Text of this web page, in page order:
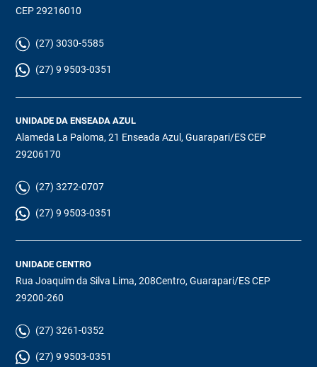
CEP 29216010
(27) 3030-5585
(27) 9 9503-0351
UNIDADE DA ENSEADA AZUL
Alameda La Paloma, 21 Enseada Azul, Guarapari/ES CEP
29206170
(27) 3272-0707
(27) 9 9503-0351
UNIDADE CENTRO
Rua Joaquim da Silva Lima, 208Centro, Guarapari/ES CEP
29200-260
(27) 3261-0352
(27) 9 9503-0351